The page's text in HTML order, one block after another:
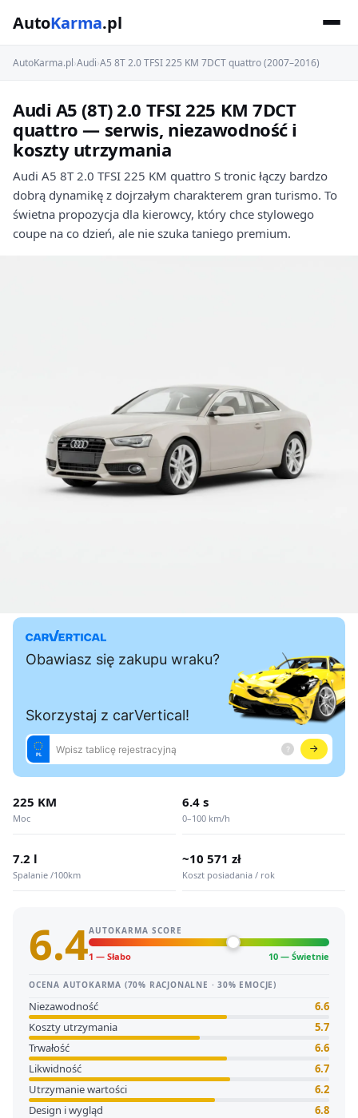
AutoKarma.pl
AutoKarma.pl›Audi›A5 8T 2.0 TFSI 225 KM 7DCT quattro (2007–2016)
Audi A5 (8T) 2.0 TFSI 225 KM 7DCT
quattro — serwis, niezawodność i
koszty utrzymania
Audi A5 8T 2.0 TFSI 225 KM quattro S tronic łączy bardzo
dobrą dynamikę z dojrzałym charakterem gran turismo. To
świetna propozycja dla kierowcy, który chce stylowego
coupe na co dzień, ale nie szuka taniego premium.
225 KM
Moc
6.4 s
0–100 km/h
7.2 l
Spalanie /100km
~10 571 zł
Koszt posiadania / rok
6.4AUTOKARMA SCORE
1 — Słabo 10 — Świetnie
OCENA AUTOKARMA (70% RACJONALNE · 30% EMOCJE)
Niezawodność
6.6
Koszty utrzymania
5.7
Trwałość
6.6
Likwidność
6.7
Utrzymanie wartości
6.2
Design i wygląd
6.8